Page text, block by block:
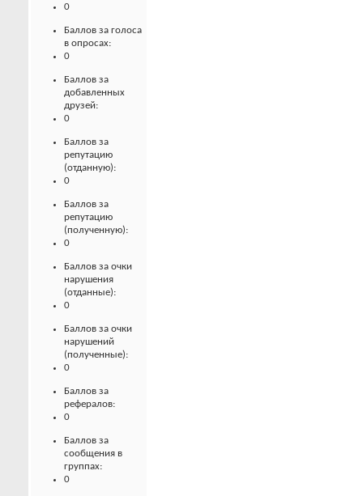
0
Баллов за голоса
в опросах:
0
Баллов за
добавленных
друзей:
0
Баллов за
репутацию
(отданную):
0
Баллов за
репутацию
(полученную):
0
Баллов за очки
нарушения
(отданные):
0
Баллов за очки
нарушений
(полученные):
0
Баллов за
рефералов:
0
Баллов за
сообщения в
группах:
0